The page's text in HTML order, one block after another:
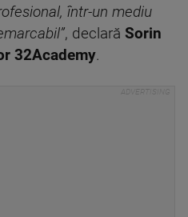
într-un mediu
, declară Sorin
32Academy.